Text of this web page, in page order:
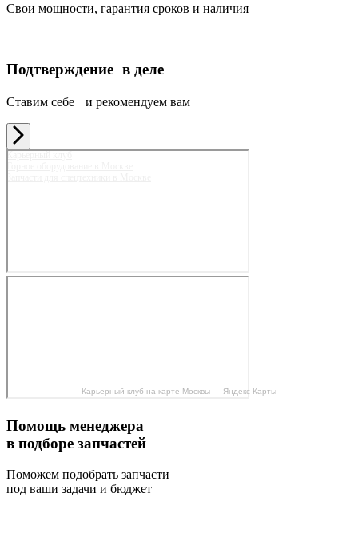
Свои мощности, гарантия сроков и наличия
Подтверждение в деле
Ставим себе и рекомендуем вам
Карьерный клуб на карте Москвы — Яндекс Карты
Помощь менеджера
в подборе запчастей
Поможем подобрать запчасти
под ваши задачи и бюджет